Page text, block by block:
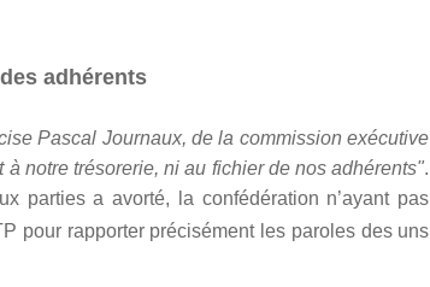
adhérents
Pascal Journaux, de la commission exécutive
notre trésorerie, ni au fichier de nos adhérents".
parties a avorté, la confédération n’ayant pas
pour rapporter précisément les paroles des uns